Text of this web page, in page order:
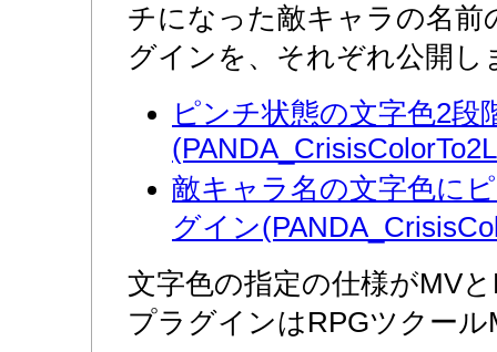
チになった敵キャラの名前
グインを、それぞれ公開し
ピンチ状態の文字色2段
敵キャラ名の文字色に
グイン
文字色の指定の仕様がMV
プラグインはRPGツクー